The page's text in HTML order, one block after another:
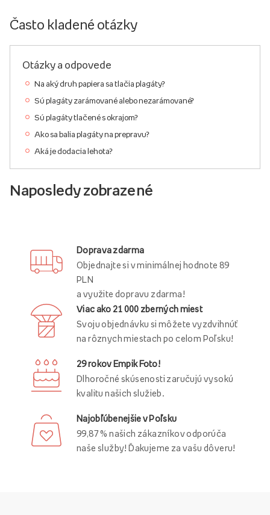
Často kladené otázky
Otázky a odpovede
Na aký druh papiera sa tlačia plagáty?
Sú plagáty zarámované alebo nezarámované?
Sú plagáty tlačené s okrajom?
Ako sa balia plagáty na prepravu?
Aká je dodacia lehota?
Naposledy zobrazené
Doprava zdarma
Objednajte si v minimálnej hodnote 89
PLN
a využite dopravu zdarma!
Viac ako 21 000 zberných miest
Svoju objednávku si môžete vyzdvihnúť
na rôznych miestach po celom Poľsku!
29 rokov Empik Foto!
Dlhoročné skúsenosti zaručujú vysokú
kvalitu našich služieb.
Najobľúbenejšie v Poľsku
99,87 % našich zákazníkov odporúča
naše služby! Ďakujeme za vašu dôveru!